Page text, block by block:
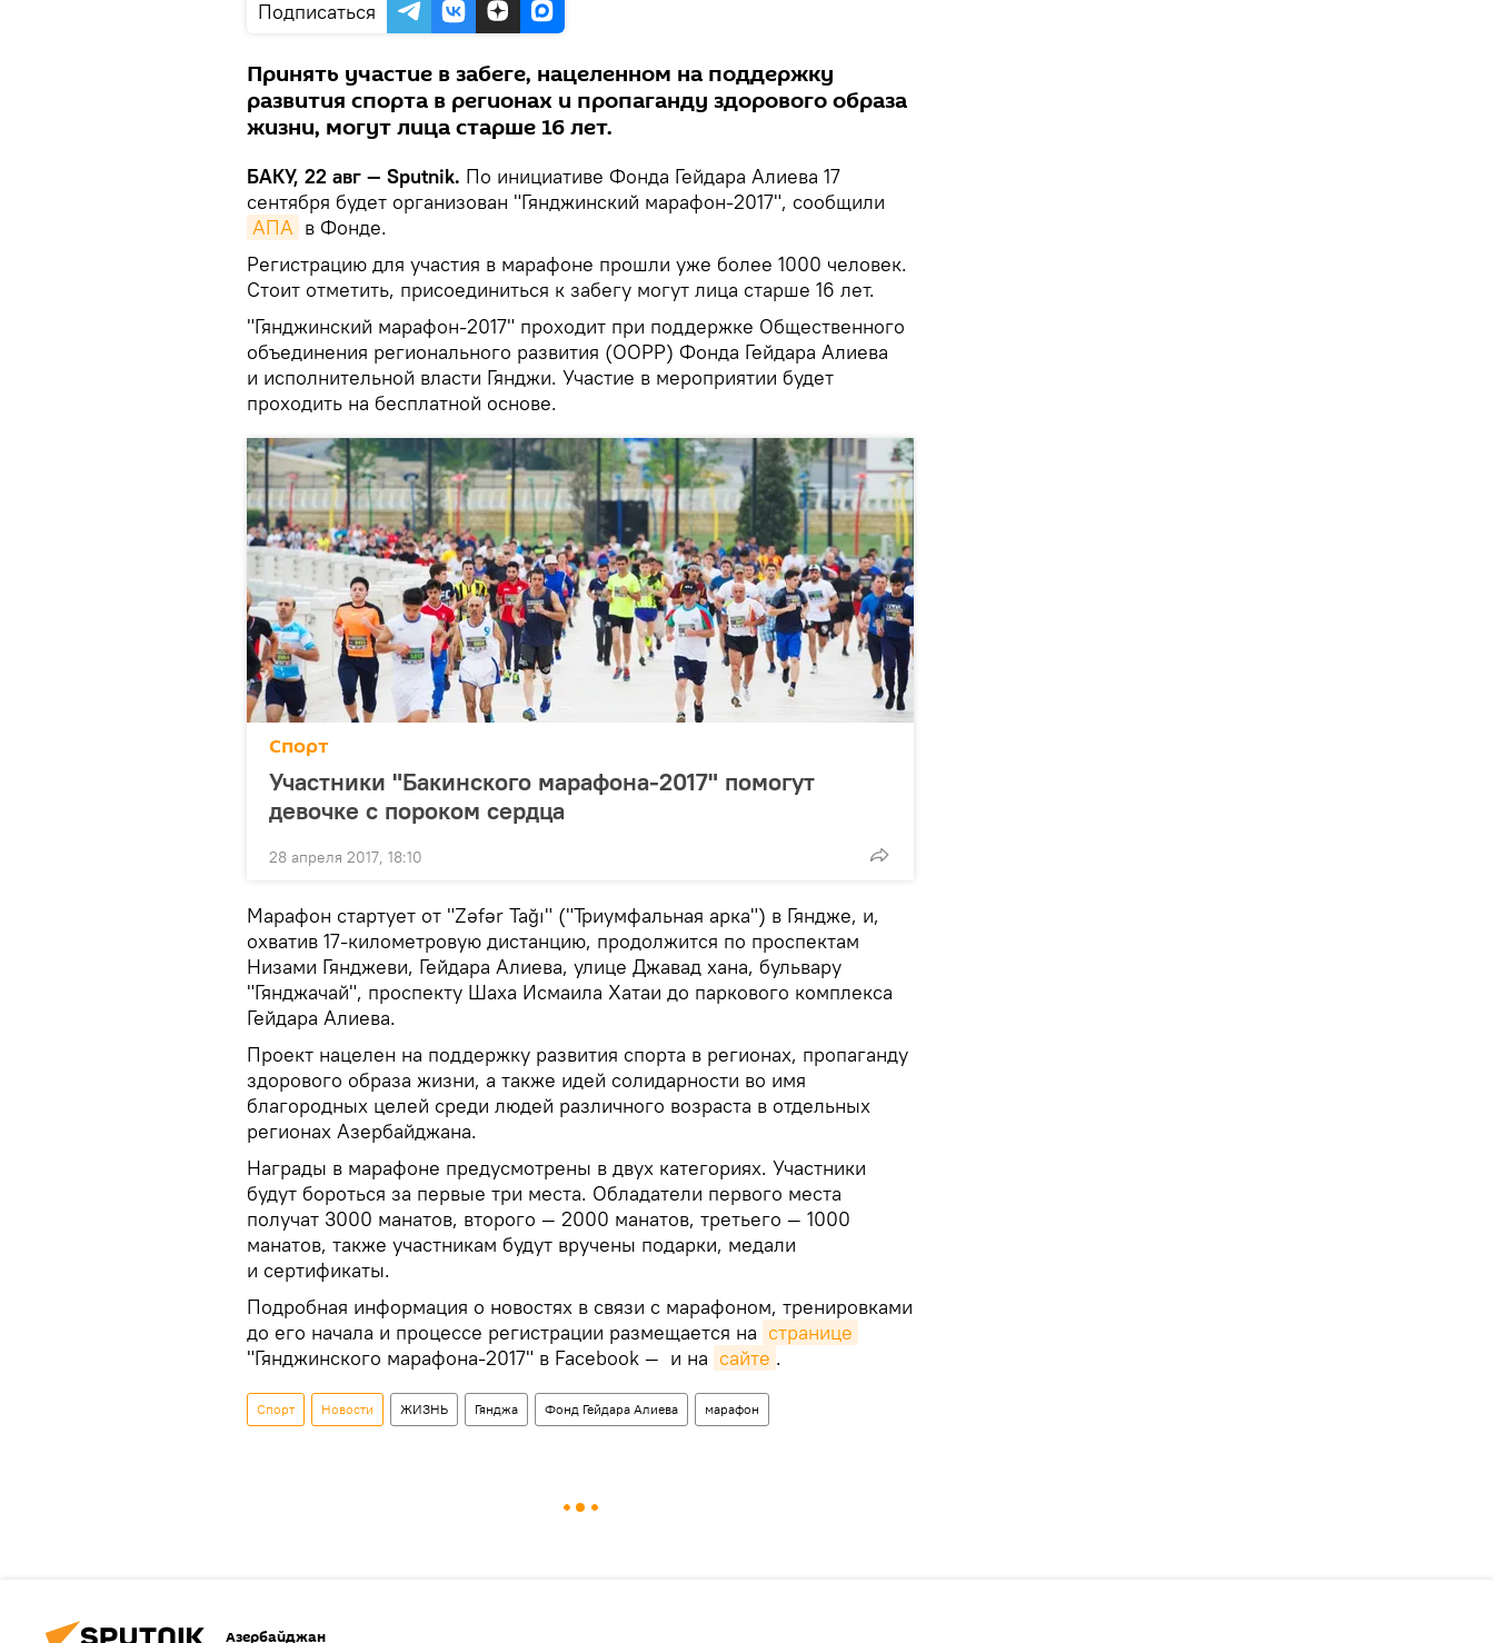
Подписаться
Принять участие в забеге, нацеленном на поддержку
развития спорта в регионах и пропаганду здорового образа
жизни, могут лица старше 16 лет.
БАКУ, 22 авг — Sputnik. По инициативе Фонда Гейдара Алиева 17
сентября будет организован "Гянджинский марафон-2017", сообщили
АПА в Фонде.
Регистрацию для участия в марафоне прошли уже более 1000 человек.
Стоит отметить, присоединиться к забегу могут лица старше 16 лет.
"Гянджинский марафон-2017" проходит при поддержке Общественного
объединения регионального развития (ООРР) Фонда Гейдара Алиева
и исполнительной власти Гянджи. Участие в мероприятии будет
проходить на бесплатной основе.
Спорт
Участники "Бакинского марафона-2017" помогут
девочке с пороком сердца
28 апреля 2017, 18:10
Марафон стартует от "Zəfər Tağı" ("Триумфальная арка") в Гяндже, и,
охватив 17-километровую дистанцию, продолжится по проспектам
Низами Гянджеви, Гейдара Алиева, улице Джавад хана, бульвару
"Гянджачай", проспекту Шаха Исмаила Хатаи до паркового комплекса
Гейдара Алиева.
Проект нацелен на поддержку развития спорта в регионах, пропаганду
здорового образа жизни, а также идей солидарности во имя
благородных целей среди людей различного возраста в отдельных
регионах Азербайджана.
Награды в марафоне предусмотрены в двух категориях. Участники
будут бороться за первые три места. Обладатели первого места
получат 3000 манатов, второго — 2000 манатов, третьего — 1000
манатов, также участникам будут вручены подарки, медали
и сертификаты.
Подробная информация о новостях в связи с марафоном, тренировками
до его начала и процессе регистрации размещается на странице
"Гянджинского марафона-2017" в Facebook — и на сайте .
Спорт Новости ЖИЗНЬ Гянджа Фонд Гейдара Алиева марафон
Азербайджан